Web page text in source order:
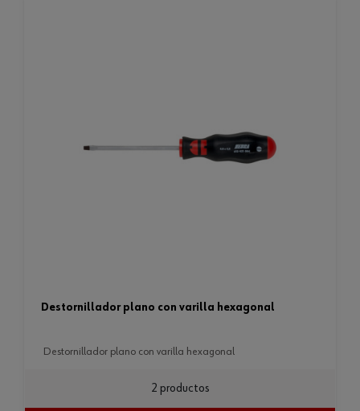
destornillador plano con varilla hexagonal
destornillador plano con varilla hexagonal
2 productos